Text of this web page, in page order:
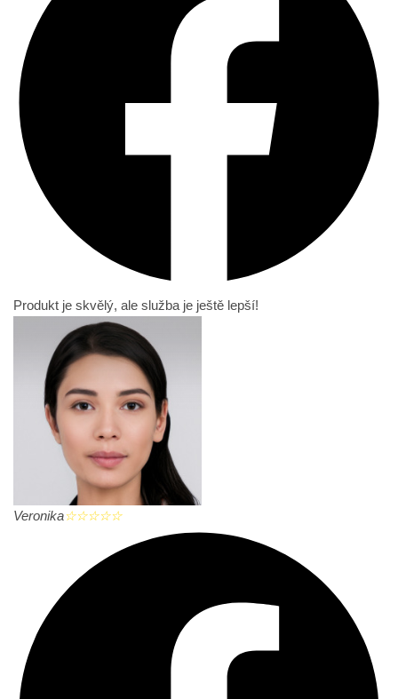
Produkt je skvělý, ale služba je ještě lepší!
Veronika☆☆☆☆☆